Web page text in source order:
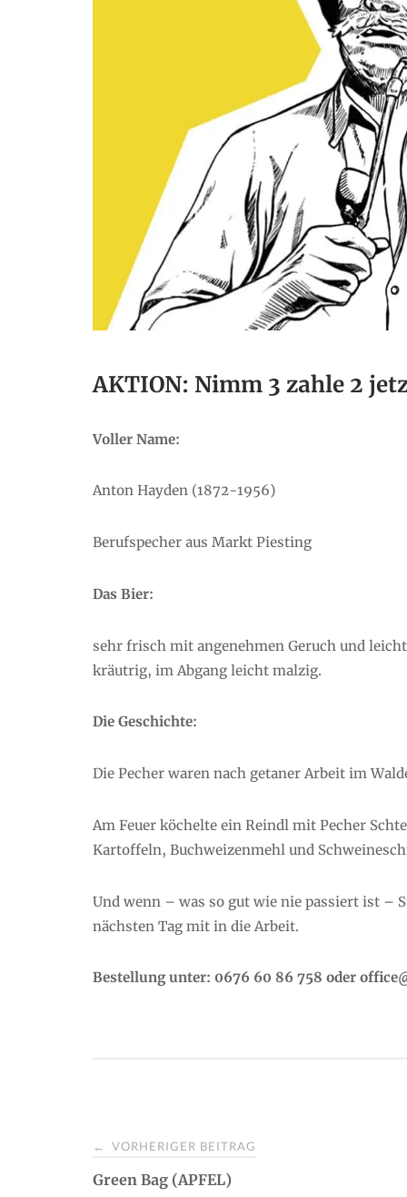
AKTION: Nimm 3 zahle 2
Voller Name:
Anton Hayden (1872-1956)
Berufspecher aus Markt Piesting
Das Bier:
sehr frisch mit angenehmen Geruch und
kräutrig, im Abgang leicht malzig.
Die Geschichte:
Die Pecher waren nach getaner Arbeit im
Am Feuer köchelte ein Reindl mit Pecher
Kartoffeln, Buchweizenmehl und
Und wenn – was so gut wie nie passiert ist –
nächsten Tag mit in die Arbeit.
Bestellung unter: 0676 60 86 758 oder
P
← VORHERIGER BEITRAG
Green Bag (APFEL)